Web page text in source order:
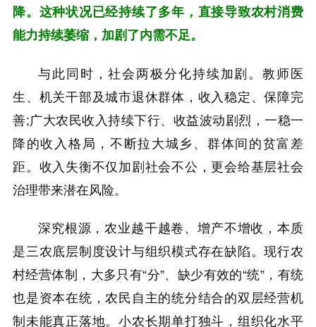
降。这种状况已经持续了多年，直接导致农村消费
能力持续萎缩，加剧了内需不足。
与此同时，社会两极分化持续加剧。教师医
生、机关干部及城市退休群体，收入稳定、保障完
善;广大农民收入持续下行、收益波动剧烈，一稳一
降的收入格局，不断拉大城乡、群体间的贫富差
距。收入失衡不仅加剧社会不公，更会给基层社会
治理带来潜在风险。
深究根源，农业越干越卷、增产不增收，本质
是三农底层制度设计与组织模式存在缺陷。现行农
村经营体制，大多只有“分”、缺少有效的“统”，有统
也是资本在统，农民自主的统分结合的双层经营机
制未能真正落地。小农长期单打独斗，组织化水平